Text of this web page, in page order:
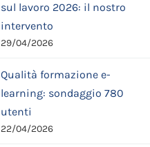
sul lavoro 2026: il nostro
intervento
29/04/2026
Qualità formazione e-
learning: sondaggio 780
utenti
22/04/2026